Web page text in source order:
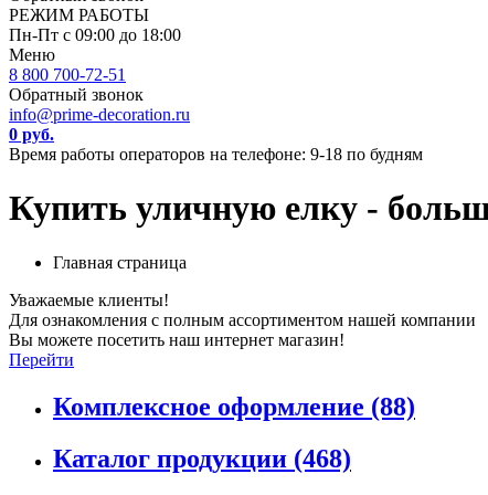
РЕЖИМ РАБОТЫ
Пн-Пт с 09:00 до 18:00
Меню
8 800 700-72-51
Обратный звонок
info@prime-decoration.ru
0 руб.
Время работы операторов на телефоне: 9-18 по будням
Купить уличную елку -
Главная страница
Уважаемые клиенты!
Для ознакомления с полным ассортиментом нашей компании
Вы можете посетить наш интернет магазин!
Перейти
Комплексное оформление (88)
Каталог продукции (468)